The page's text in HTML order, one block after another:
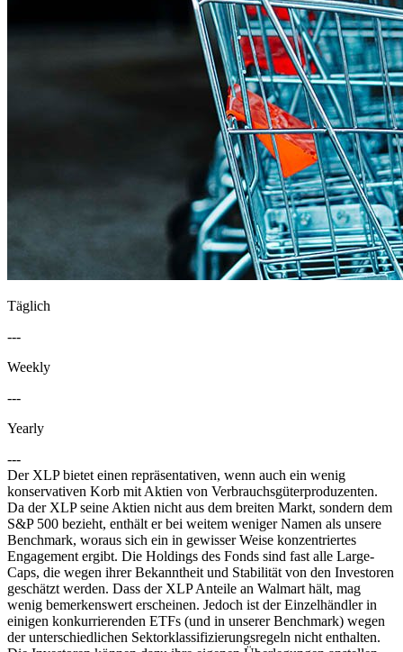
Täglich
---
Weekly
---
Yearly
---
Der XLP bietet einen repräsentativen, wenn auch ein wenig
konservativen Korb mit Aktien von Verbrauchsgüterproduzenten.
Da der XLP seine Aktien nicht aus dem breiten Markt, sondern dem
S&P 500 bezieht, enthält er bei weitem weniger Namen als unsere
Benchmark, woraus sich ein in gewisser Weise konzentriertes
Engagement ergibt. Die Holdings des Fonds sind fast alle Large-
Caps, die wegen ihrer Bekanntheit und Stabilität von den Investoren
geschätzt werden. Dass der XLP Anteile an Walmart hält, mag
wenig bemerkenswert erscheinen. Jedoch ist der Einzelhändler in
einigen konkurrierenden ETFs (und in unserer Benchmark) wegen
der unterschiedlichen Sektorklassifizierungsregeln nicht enthalten.